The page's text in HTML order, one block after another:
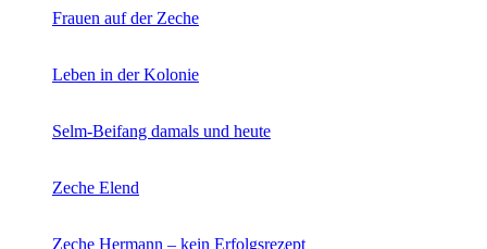
Frauen auf der Zeche
Leben in der Kolonie
Selm-Beifang damals und heute
Zeche Elend
Zeche Hermann – kein Erfolgsrezept